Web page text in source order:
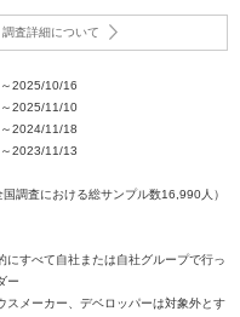
査詳細について
2025/10/16
2025/11/10
2024/11/18
2023/11/13
調査における総サンプル数16,990人）
にすべて自社または自社グループで行っ
ー
スメーカー、デベロッパーは対象外とす